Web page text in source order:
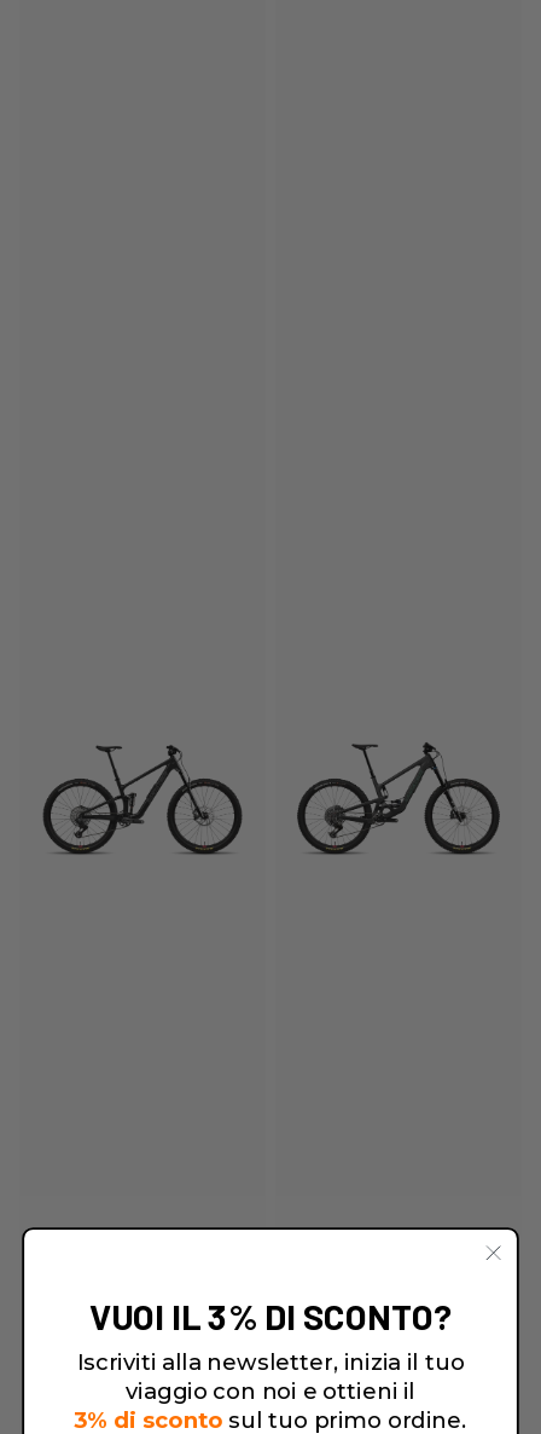
VUOI IL 3% DI SCONTO?
Iscriviti alla newsletter, inizia il tuo
viaggio con noi e ottieni il
3% di sconto sul tuo primo ordine.